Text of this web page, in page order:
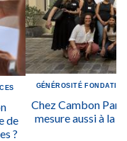
de
?
GÉNÉROSITÉ FONDATION
Chez Cambon
mesure aussi à la